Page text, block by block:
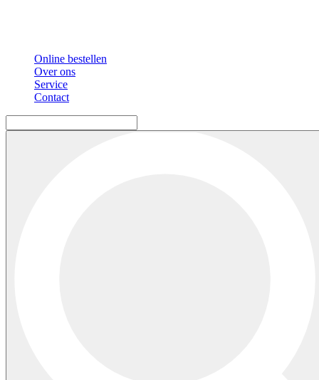
Online bestellen
Over ons
Service
Contact